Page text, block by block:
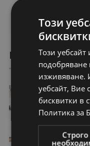
Бранд
50%
Този
Този уебсайт
подобряване
изживяване.
уебсайт, Вие
бисквитки в
Политика за
Строго